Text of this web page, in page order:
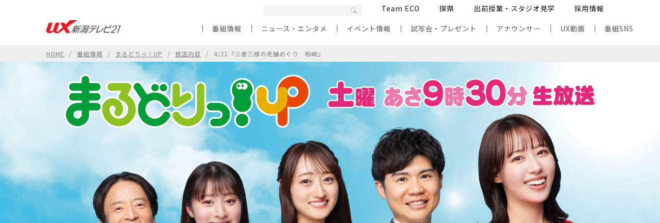
Team ECO 探県 出前授業・スタジオ見学 採用情報
番組情報 ニュース・エンタメ イベント情報 試写会・プレゼント アナウンサー UX動画 番組SNS
HOME 番組情報 まるどりっ！UP 放送内容 4/21『三者三様の老舗めぐり 柏崎』